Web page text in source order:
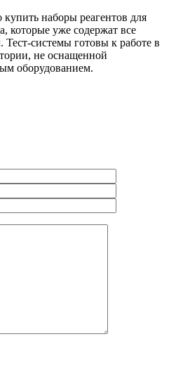
наборы реагентов для
которые уже содержат все
системы готовы к работе в
не оснащенной
оборудованием.